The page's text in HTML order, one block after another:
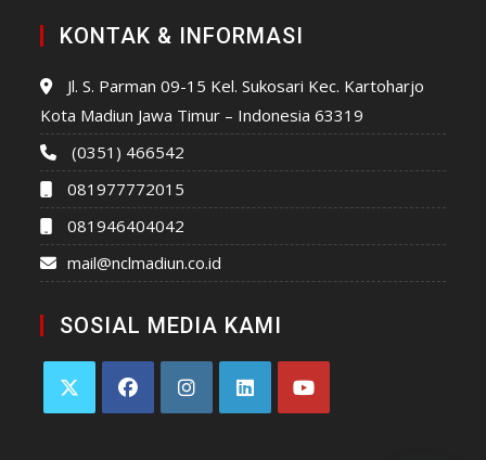
KONTAK & INFORMASI
Jl. S. Parman 09-15 Kel. Sukosari Kec. Kartoharjo
Kota Madiun Jawa Timur – Indonesia 63319
(0351) 466542
081977772015
081946404042
mail@nclmadiun.co.id
SOSIAL MEDIA KAMI